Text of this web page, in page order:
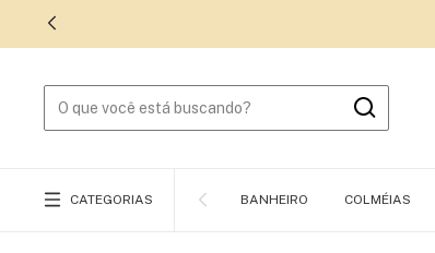
CATEGORIAS BANHEIRO COLMÉIAS